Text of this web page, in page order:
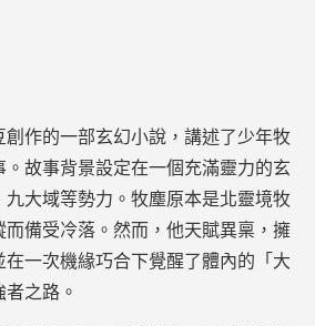
創作的一部玄幻小說，講述了少年牧
故事背景設定在一個充滿靈力的玄
九大域等勢力。牧塵原本是北靈境牧
備受冷落。然而，他天賦異稟，擁
一次機緣巧合下覺醒了體內的「大
之路。